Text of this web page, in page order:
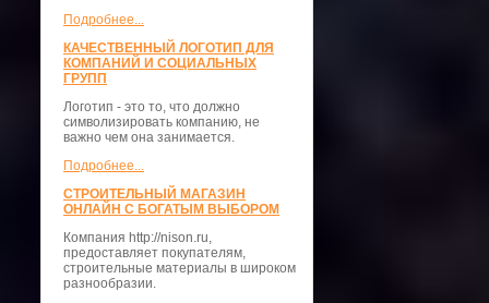
Подробнее...
КАЧЕСТВЕННЫЙ ЛОГОТИП ДЛЯ
КОМПАНИЙ И СОЦИАЛЬНЫХ
ГРУПП
Логотип - это то, что должно
символизировать компанию, не
важно чем она занимается.
Подробнее...
СТРОИТЕЛЬНЫЙ МАГАЗИН
ОНЛАЙН С БОГАТЫМ ВЫБОРОМ
Компания http://nison.ru,
предоставляет покупателям,
строительные материалы в широком
разнообразии.